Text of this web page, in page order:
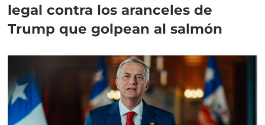
legal contra los aranceles de
Trump que golpean al salmón